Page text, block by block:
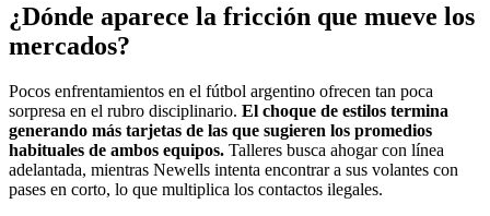
¿Dónde aparece la fricción que mueve los
mercados?
Pocos enfrentamientos en el fútbol argentino ofrecen tan poca
sorpresa en el rubro disciplinario. El choque de estilos termina
generando más tarjetas de las que sugieren los promedios
habituales de ambos equipos. Talleres busca ahogar con línea
adelantada, mientras Newells intenta encontrar a sus volantes con
pases en corto, lo que multiplica los contactos ilegales.